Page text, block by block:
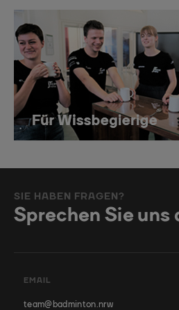
SIE HABEN FRAGEN?
Sprechen Sie uns
EMAIL
team@badminton.nrw